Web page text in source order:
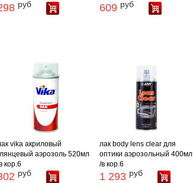
руб 609 руб
vika акриловый
аэрозоль 520мл
кор.6
руб
лак body lens clear для
оптики аэрозольный 400мл
/в кор.6
1 293 руб